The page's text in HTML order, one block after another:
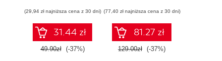
(29,94 zł najniższa cena z 30 dni)
31.44 zł
49.90zł (-37%)
(77,40 zł najniższa cena z 30 dni)
81.27 zł
129.00zł (-37%)